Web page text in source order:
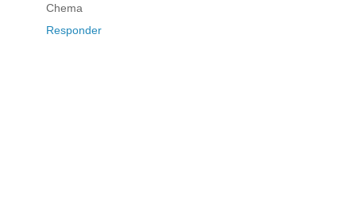
Chema
Responder